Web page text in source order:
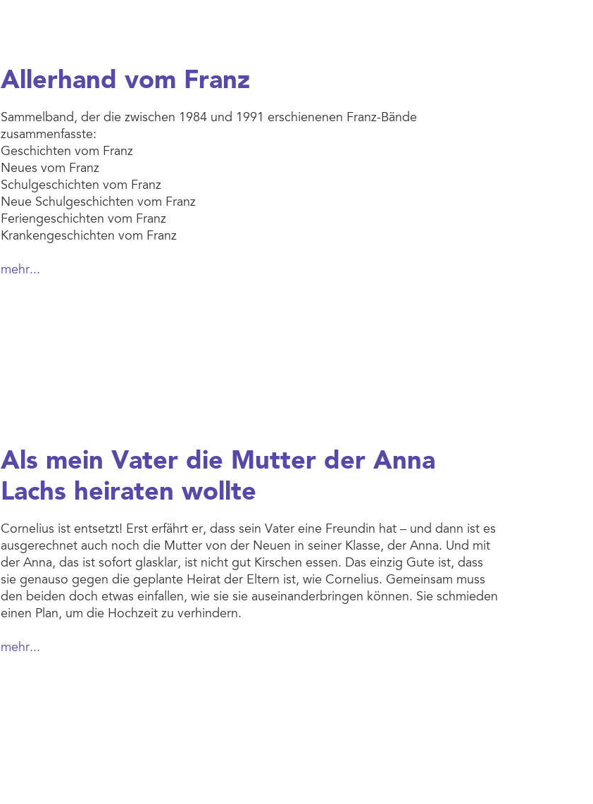
Allerhand vom Franz
Sammelband, der die zwischen 1984 und 1991 erschienenen Franz-Bände
zusammenfasste:
Geschichten vom Franz
Neues vom Franz
Schulgeschichten vom Franz
Neue Schulgeschichten vom Franz
Feriengeschichten vom Franz
Krankengeschichten vom Franz
mehr...
Als mein Vater die Mutter der Anna
Lachs heiraten wollte
Cornelius ist entsetzt! Erst erfährt er, dass sein Vater eine Freundin hat – und dann ist es
ausgerechnet auch noch die Mutter von der Neuen in seiner Klasse, der Anna. Und mit
der Anna, das ist sofort glasklar, ist nicht gut Kirschen essen. Das einzig Gute ist, dass
sie genauso gegen die geplante Heirat der Eltern ist, wie Cornelius. Gemeinsam muss
den beiden doch etwas einfallen, wie sie sie auseinanderbringen können. Sie schmieden
einen Plan, um die Hochzeit zu verhindern.
mehr...